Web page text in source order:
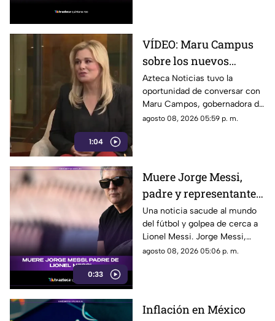
1:04
VÍDEO: Maru Campus
sobre los nuevos
lineamientos y señala
que son un riesgo para
la libertad de expresión
Azteca Noticias tuvo la
oportunidad de conversar con
Maru Campos, gobernadora de
Chihuahua, quien habló sobre
convertirse en una forma de
censura impulsada desde el
Gobierno Federal.
agosto 08, 2026 05:59 p. m.
0:33
Muere Jorge Messi,
padre y representante
de Lionel Messi
Una noticia sacude al mundo
del fútbol y golpea de cerca a
Lionel Messi. Jorge Messi,
padre y representante del astro
agosto 08, 2026 05:06 p. m.
Inflación en México